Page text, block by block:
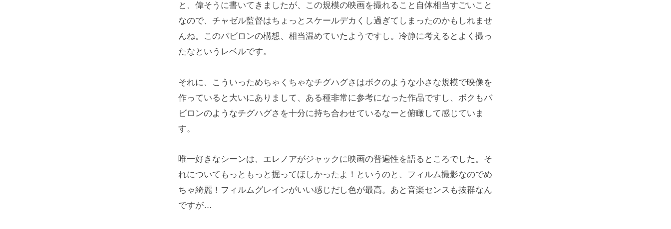
と、偉そうに書いてきましたが、この規模の映画を撮れること自体相当すごいこと
なので、チャゼル監督はちょっとスケールデカくし過ぎてしまったのかもしれませ
んね。このバビロンの構想、相当温めていたようですし。冷静に考えるとよく撮っ
たなというレベルです。
それに、こういっためちゃくちゃなチグハグさはボクのような小さな規模で映像を
作っていると大いにありまして、ある種非常に参考になった作品ですし、ボクもバ
ビロンのようなチグハグさを十分に持ち合わせているなーと俯瞰して感じていま
す。
唯一好きなシーンは、エレノアがジャックに映画の普遍性を語るところでした。そ
れについてもっともっと掘ってほしかったよ！というのと、フィルム撮影なのでめ
ちゃ綺麗！フィルムグレインがいい感じだし色が最高。あと音楽センスも抜群なん
ですが…